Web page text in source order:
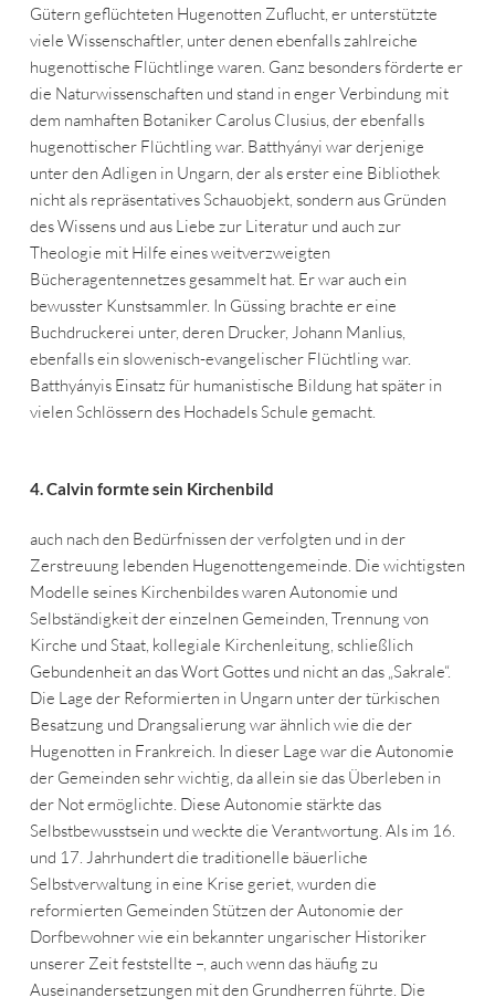
Gütern geflüchteten Hugenotten Zuflucht, er unterstützte
viele Wissenschaftler, unter denen ebenfalls zahlreiche
hugenottische Flüchtlinge waren. Ganz besonders förderte er
die Naturwissenschaften und stand in enger Verbindung mit
dem namhaften Botaniker Carolus Clusius, der ebenfalls
hugenottischer Flüchtling war. Batthyányi war derjenige
unter den Adligen in Ungarn, der als erster eine Bibliothek
nicht als repräsentatives Schauobjekt, sondern aus Gründen
des Wissens und aus Liebe zur Literatur und auch zur
Theologie mit Hilfe eines weitverzweigten
Bücheragentennetzes gesammelt hat. Er war auch ein
bewusster Kunstsammler. In Güssing brachte er eine
Buchdruckerei unter, deren Drucker, Johann Manlius,
ebenfalls ein slowenisch-evangelischer Flüchtling war.
Batthyányis Einsatz für humanistische Bildung hat später in
vielen Schlössern des Hochadels Schule gemacht.
4. Calvin formte sein Kirchenbild
auch nach den Bedürfnissen der verfolgten und in der
Zerstreuung lebenden Hugenottengemeinde. Die wichtigsten
Modelle seines Kirchenbildes waren Autonomie und
Selbständigkeit der einzelnen Gemeinden, Trennung von
Kirche und Staat, kollegiale Kirchenleitung, schließlich
Gebundenheit an das Wort Gottes und nicht an das „Sakrale“.
Die Lage der Reformierten in Ungarn unter der türkischen
Besatzung und Drangsalierung war ähnlich wie die der
Hugenotten in Frankreich. In dieser Lage war die Autonomie
der Gemeinden sehr wichtig, da allein sie das Überleben in
der Not ermöglichte. Diese Autonomie stärkte das
Selbstbewusstsein und weckte die Verantwortung. Als im 16.
und 17. Jahrhundert die traditionelle bäuerliche
Selbstverwaltung in eine Krise geriet, wurden die
reformierten Gemeinden Stützen der Autonomie der
Dorfbewohner wie ein bekannter ungarischer Historiker
unserer Zeit feststellte –, auch wenn das häufig zu
Auseinandersetzungen mit den Grundherren führte. Die